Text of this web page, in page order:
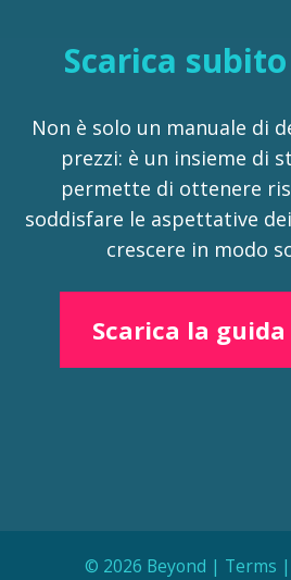
Scarica
Non è solo un manuale di
prezzi: è un insieme di
permette di ottenere
soddisfare le aspettative
crescere in modo
Scarica la
© 2026 Beyond | Terms |